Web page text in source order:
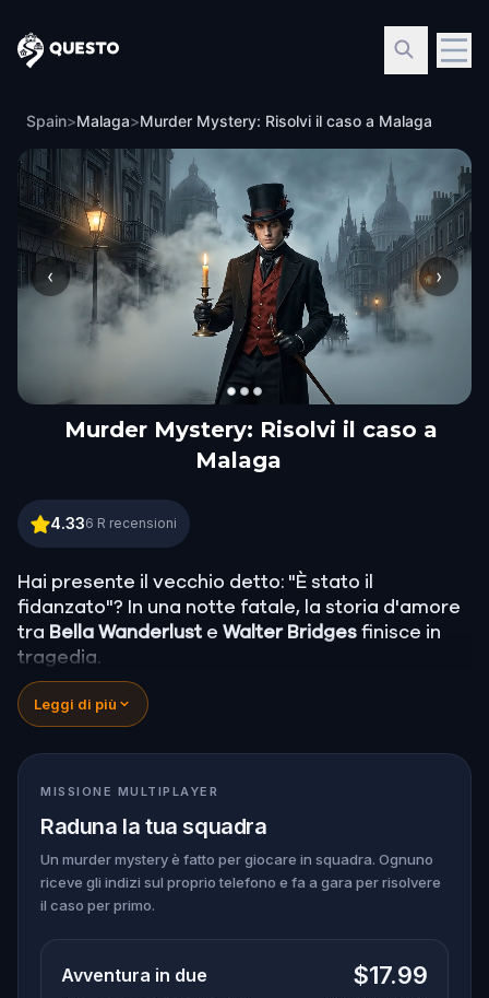
Questo
Spain>Malaga>Murder Mystery: Risolvi il caso a Malaga
‹ ›
Murder Mystery: Risolvi il caso a
Malaga
Murder Mystery: Risolvi il caso a Malaga
4.336 R recensioni
Hai presente il vecchio detto: "È stato il
fidanzato"? In una notte fatale, la storia d'amore
tra Bella Wanderlust e Walter Bridges finisce in
tragedia.
Bella, famosa travel blogger, è stata trovata
morta durante un tour a caccia di fantasmi
guidato dal teatrale Percy Shadows.
te scoprire la verità.
È stato Walter, l’ossessivo fidanzato? Percy, la
drammaticità? O forse qualcun altro si nasconde
nell'ombra?
🔎Raccogli indizi, interroga i sospettati e
smaschera il vero assassino prima che colpisca
Leggi di più
MISSIONE MULTIPLAYER
Raduna la tua squadra
Un murder mystery è fatto per giocare in squadra. Ognuno
riceve gli indizi sul proprio telefono e fa a gara per risolvere
il caso per primo.
Avventura in due $17.99